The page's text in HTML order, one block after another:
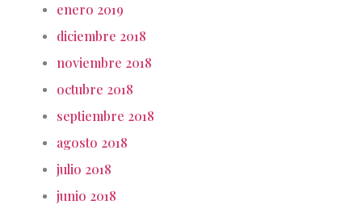
enero 2019
diciembre 2018
noviembre 2018
octubre 2018
septiembre 2018
agosto 2018
julio 2018
junio 2018